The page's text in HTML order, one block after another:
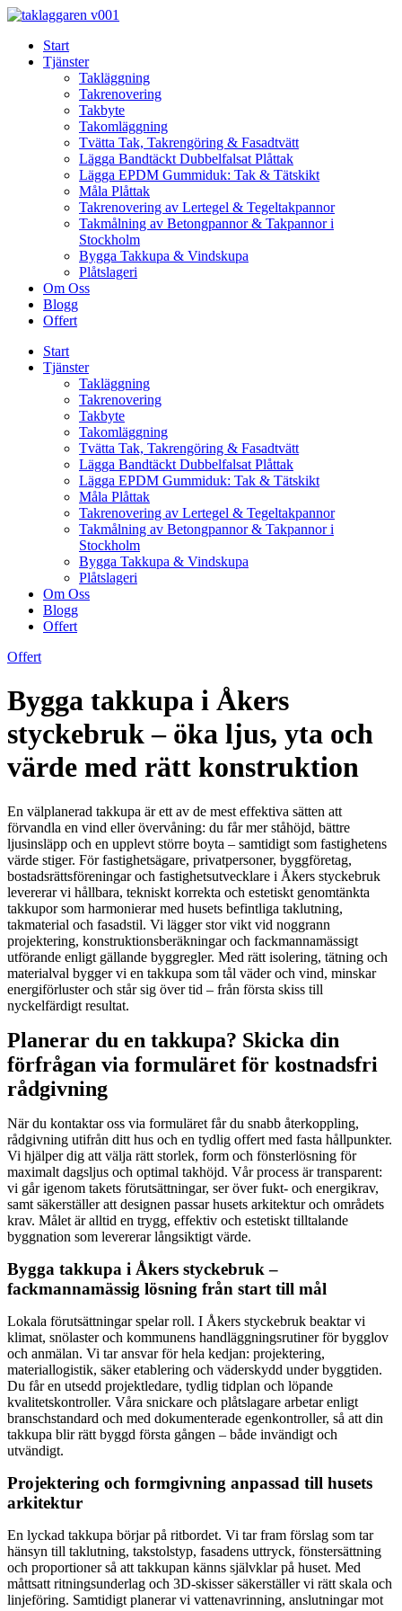
Skip
contentStart
Tjänster
Takläggning
Takrenovering
Takbyte
Takomläggning
Tvätta Tak, Takrengöring & Fasadtvätt
Lägga Bandtäckt Dubbelfalsat Plåttak
Lägga EPDM Gummiduk: Tak & Tätskikt
Måla Plåttak
Takrenovering av Lertegel & Tegeltakpannor
Takmålning av Betongpannor & Takpannor i
Stockholm
Bygga Takkupa & Vindskupa
Plåtslageri
Om Oss
Blogg
Offert
Start
Tjänster
Takläggning
Takrenovering
Takbyte
Takomläggning
Tvätta Tak, Takrengöring & Fasadtvätt
Lägga Bandtäckt Dubbelfalsat Plåttak
Lägga EPDM Gummiduk: Tak & Tätskikt
Måla Plåttak
Takrenovering av Lertegel & Tegeltakpannor
Takmålning av Betongpannor & Takpannor i
Stockholm
Bygga Takkupa & Vindskupa
Plåtslageri
Om Oss
Blogg
Offert
Offert
Bygga takkupa i Åkers
styckebruk – öka ljus, yta och
värde med rätt konstruktion
En välplanerad takkupa är ett av de mest effektiva sätten att
förvandla en vind eller övervåning: du får mer ståhöjd, bättre
ljusinsläpp och en upplevt större boyta – samtidigt som fastighetens
värde stiger. För fastighetsägare, privatpersoner, byggföretag,
bostadsrättsföreningar och fastighetsutvecklare i Åkers styckebruk
levererar vi hållbara, tekniskt korrekta och estetiskt genomtänkta
takkupor som harmonierar med husets befintliga taklutning,
takmaterial och fasadstil. Vi lägger stor vikt vid noggrann
projektering, konstruktionsberäkningar och fackmannamässigt
utförande enligt gällande byggregler. Med rätt isolering, tätning och
materialval bygger vi en takkupa som tål väder och vind, minskar
energiförluster och står sig över tid – från första skiss till
nyckelfärdigt resultat.
Planerar du en takkupa? Skicka din
förfrågan via formuläret för kostnadsfri
rådgivning
När du kontaktar oss via formuläret får du snabb återkoppling,
rådgivning utifrån ditt hus och en tydlig offert med fasta hållpunkter.
Vi hjälper dig att välja rätt storlek, form och fönsterlösning för
maximalt dagsljus och optimal takhöjd. Vår process är transparent:
vi går igenom takets förutsättningar, ser över fukt- och energikrav,
samt säkerställer att designen passar husets arkitektur och områdets
krav. Målet är alltid en trygg, effektiv och estetiskt tilltalande
byggnation som levererar långsiktigt värde.
Bygga takkupa i Åkers styckebruk –
fackmannamässig lösning från start till mål
Lokala förutsättningar spelar roll. I Åkers styckebruk beaktar vi
klimat, snölaster och kommunens handläggningsrutiner för bygglov
och anmälan. Vi tar ansvar för hela kedjan: projektering,
materiallogistik, säker etablering och väderskydd under byggtiden.
Du får en utsedd projektledare, tydlig tidplan och löpande
kvalitetskontroller. Våra snickare och plåtslagare arbetar enligt
branschstandard och med dokumenterade egenkontroller, så att din
takkupa blir rätt byggd första gången – både invändigt och
utvändigt.
Projektering och formgivning anpassad till husets
arkitektur
En lyckad takkupa börjar på ritbordet. Vi tar fram förslag som tar
hänsyn till taklutning, takstolstyp, fasadens uttryck, fönstersättning
och proportioner så att takkupan känns självklar på huset. Med
måttsatt ritningsunderlag och 3D-skisser säkerställer vi rätt skala och
linjeföring. Samtidigt planerar vi vattenavrinning, anslutningar mot